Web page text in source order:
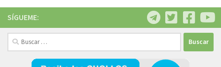
SÍGUEME:
Buscar: